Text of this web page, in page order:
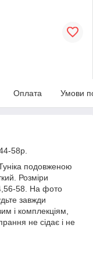
Оплата Умови
58р.
подовженою
Розміри
58. На фото
завжди
і комплекціям,
не сідає і не